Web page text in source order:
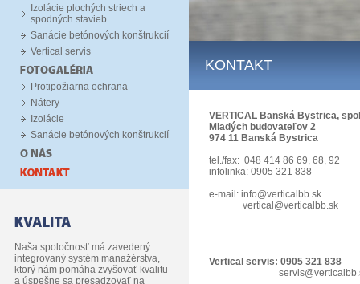
Izolácie plochých striech a
spodných stavieb
Sanácie betónových konštrukcií
Vertical servis
Protipožiarna ochrana
Nátery
Izolácie
Sanácie betónových konštrukcií
Naša spoločnosť má zavedený
integrovaný systém manažérstva,
ktorý nám pomáha zvyšovať kvalitu
a úspešne sa presadzovať na
KONTAKT
VERTICAL Banská Bystrica,
Mladých budovateľov 2
974 11 Banská Bystrica
tel./fax: 048 414 86 69, 68, 92
infolinka: 0905 321 838
e-mail: info@verticalbb.sk
vertical@verticalbb.sk
Vertical servis: 0905 321 838